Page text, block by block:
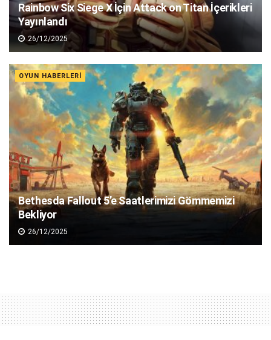
Rainbow Six Siege X İçin Attack on Titan İçerikleri
Yayınlandı
26/12/2025
OYUN HABERLERI
Bethesda Fallout 5’e Saatlerimizi Gömmemizi
Bekliyor
26/12/2025